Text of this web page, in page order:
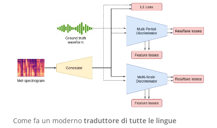
Come fa un moderno traduttore di tutte le lingue